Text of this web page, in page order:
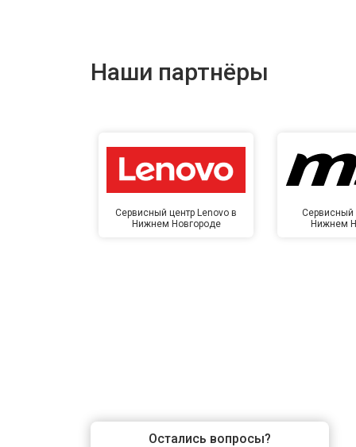
Наши партнёры
Сервисный центр Lenovo в
Нижнем Новгороде
Сервисный
Нижнем
Остались вопросы?